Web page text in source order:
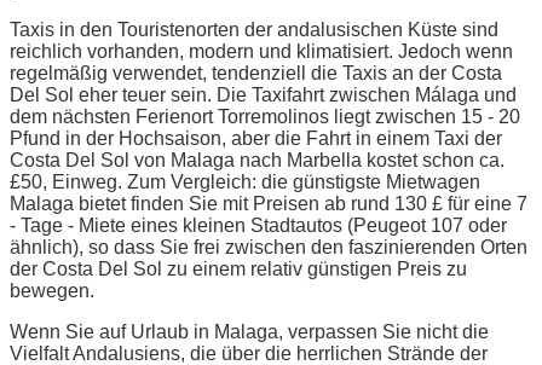
Taxis in den Touristenorten der andalusischen Küste sind
reichlich vorhanden, modern und klimatisiert. Jedoch wenn
regelmäßig verwendet, tendenziell die Taxis an der Costa
Del Sol eher teuer sein. Die Taxifahrt zwischen Málaga und
dem nächsten Ferienort Torremolinos liegt zwischen 15 - 20
Pfund in der Hochsaison, aber die Fahrt in einem Taxi der
Costa Del Sol von Malaga nach Marbella kostet schon ca.
£50, Einweg. Zum Vergleich: die günstigste Mietwagen
Malaga bietet finden Sie mit Preisen ab rund 130 £ für eine 7
- Tage - Miete eines kleinen Stadtautos (Peugeot 107 oder
ähnlich), so dass Sie frei zwischen den faszinierenden Orten
der Costa Del Sol zu einem relativ günstigen Preis zu
bewegen.
Wenn Sie auf Urlaub in Malaga, verpassen Sie nicht die
Vielfalt Andalusiens, die über die herrlichen Strände der